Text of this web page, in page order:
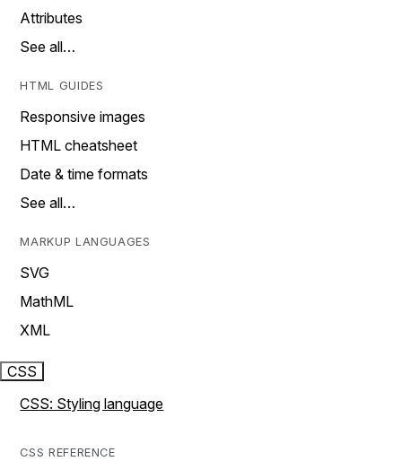
Attributes
See all…
HTML GUIDES
Responsive images
HTML cheatsheet
Date & time formats
See all…
MARKUP LANGUAGES
SVG
MathML
XML
CSS
CSS: Styling language
CSS REFERENCE